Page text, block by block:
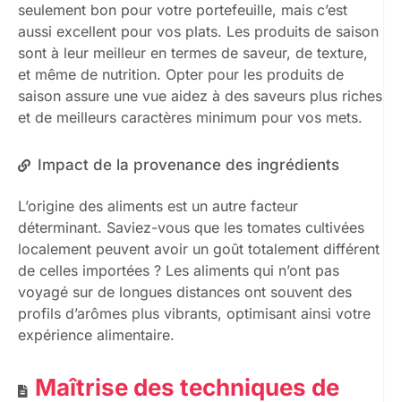
seulement bon pour votre portefeuille, mais c’est
aussi excellent pour vos plats. Les produits de saison
sont à leur meilleur en termes de saveur, de texture,
et même de nutrition. Opter pour les produits de
saison assure une vue aidez à des saveurs plus riches
et de meilleurs caractères minimum pour vos mets.
Impact de la provenance des ingrédients
L’origine des aliments est un autre facteur
déterminant. Saviez-vous que les tomates cultivées
localement peuvent avoir un goût totalement différent
de celles importées ? Les aliments qui n’ont pas
voyagé sur de longues distances ont souvent des
profils d’arômes plus vibrants, optimisant ainsi votre
expérience alimentaire.
Maîtrise des techniques de